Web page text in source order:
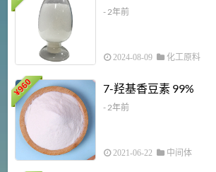
- 2年前
2024-08-09 化工原料
¥
960 7-羟基香豆素 99%
- 2年前
2021-06-22 中间体